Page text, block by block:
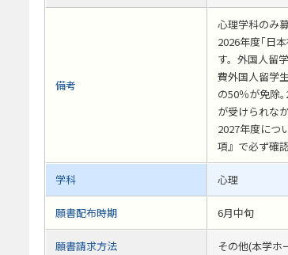
備考
心理学科のみ
2026年度｢日
す。外国人留
費外国人留学
の50％が免除
が受けられな
2027年度につ
項』で必ず確
学科 心理
願書配布時期 6月中旬
願書請求方法 その他(本学ホ